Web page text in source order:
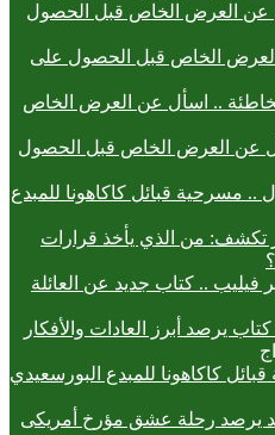
عن العرض الخاص قبل الحصول
الخاص قبل الحصول على
.. اسأل عن العرض الخاص
عن العرض الخاص قبل الحصول
.. مسرحية قبائل كاكاهونا للمبدع
تكشف: من الذي يأخذ قرارات
فيليب .. كتاب جديد عن العائلة
يرصد أبرز العادات والأفكار
كاكاهونا للمبدع البورسعيدي
يرصد رحلة عشق مؤرخ أمريكى